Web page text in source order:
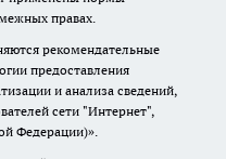
правах.
рекомендательные
предоставления
и анализа сведений,
сети "Интернет",
Федерации)».